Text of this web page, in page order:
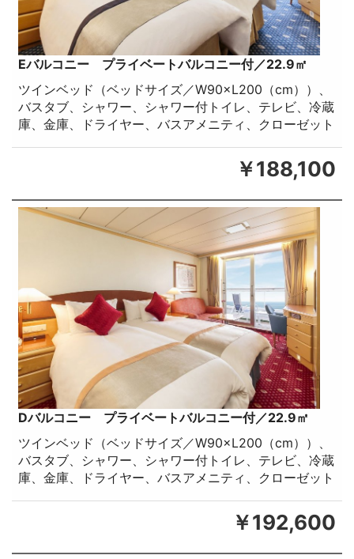
Eバルコニー プライベートバルコニー付／22.9㎡
ツインベッド（ベッドサイズ／W90×L200（cm））、
バスタブ、シャワー、シャワー付トイレ、テレビ、冷蔵
庫、金庫、ドライヤー、バスアメニティ、クローゼット
￥188,100
Dバルコニー プライベートバルコニー付／22.9㎡
ツインベッド（ベッドサイズ／W90×L200（cm））、
バスタブ、シャワー、シャワー付トイレ、テレビ、冷蔵
庫、金庫、ドライヤー、バスアメニティ、クローゼット
￥192,600